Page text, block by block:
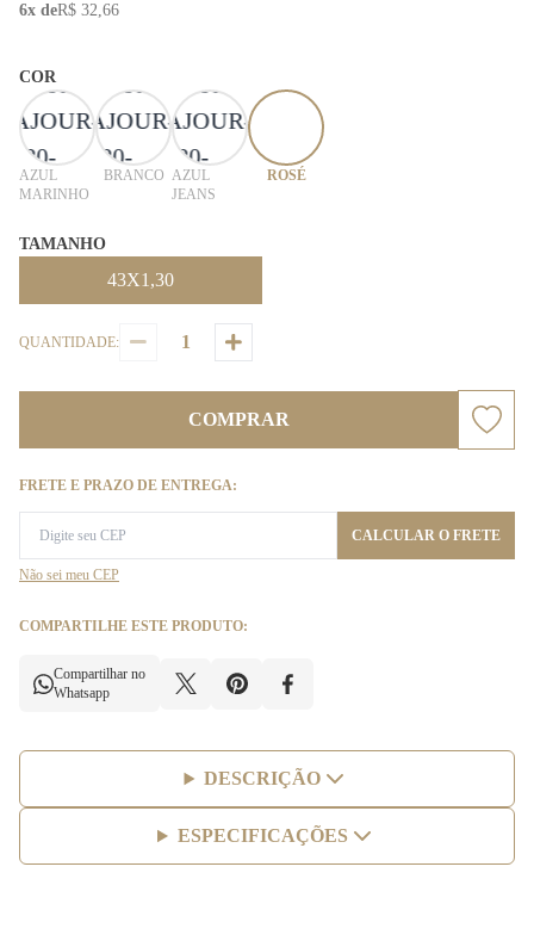
6x deR$ 32,66
COR
AZUL
MARINHO
BRANCO AZUL
JEANS
ROSÉ
TAMANHO
43X1,30
QUANTIDADE:
COMPRAR
FRETE E PRAZO DE ENTREGA:
CALCULAR O FRETE
Não sei meu CEP
COMPARTILHE ESTE PRODUTO:
Compartilhar no
Whatsapp
DESCRIÇÃO
ESPECIFICAÇÕES